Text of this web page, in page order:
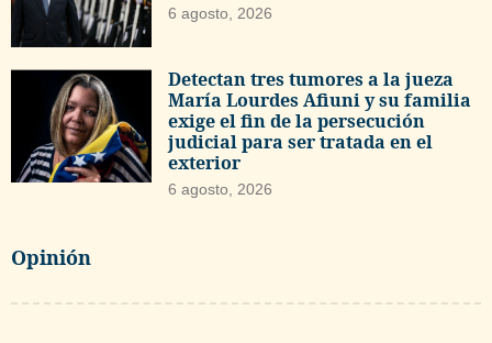
6 agosto, 2026
Detectan tres tumores a la jueza
María Lourdes Afiuni y su familia
exige el fin de la persecución
judicial para ser tratada en el
exterior
6 agosto, 2026
Opinión